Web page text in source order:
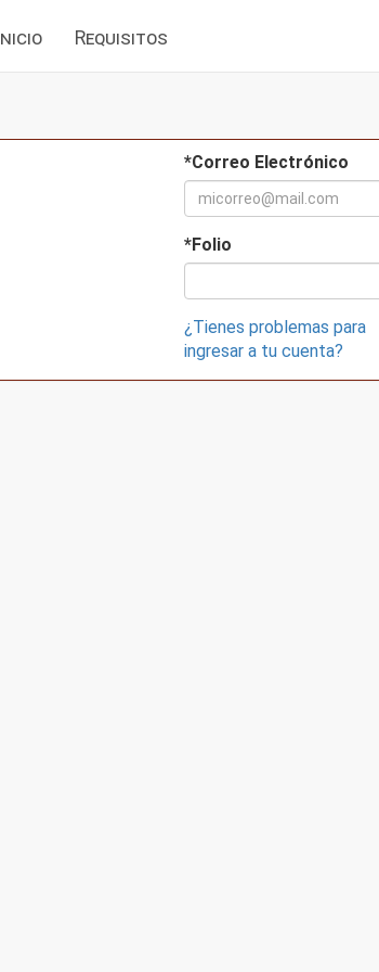
Inicio(current)
Requisitos
*Correo Electrónico
*Folio
¿Tienes problemas para
ingresar a tu cuenta?